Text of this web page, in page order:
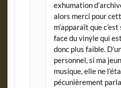
exhumation
alors merci pour
m’apparaît que
face du vinyle qui
donc plus faible.
personnel, si ma
musique, elle ne
pécunièrement